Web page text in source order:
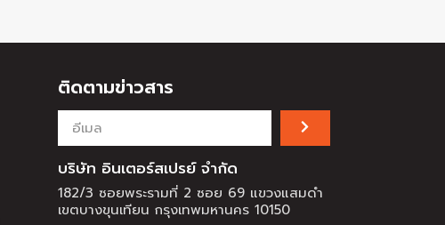
ติดตามข่าวสาร
บริษัท อินเตอร์สเปรย์ จำกัด
182/3 ซอยพระรามที่ 2 ซอย 69 แขวงแสมดำ
เขตบางขุนเทียน กรุงเทพมหานคร 10150